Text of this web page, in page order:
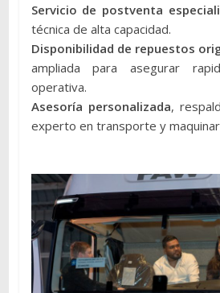
Servicio de postventa
técnica de alta capacidad.
Disponibilidad de repuestos
ampliada para asegurar
operativa.
Asesoría personalizada,
experto en transporte y